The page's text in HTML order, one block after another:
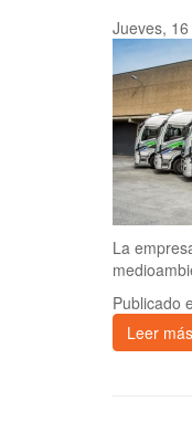
Jueves,
La
Publicado
Leer